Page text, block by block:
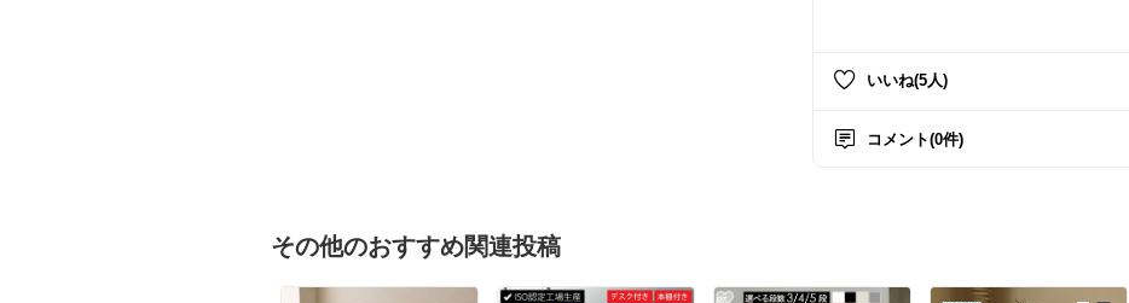
いいね(5人)
コメント(0件)
その他のおすすめ関連投稿